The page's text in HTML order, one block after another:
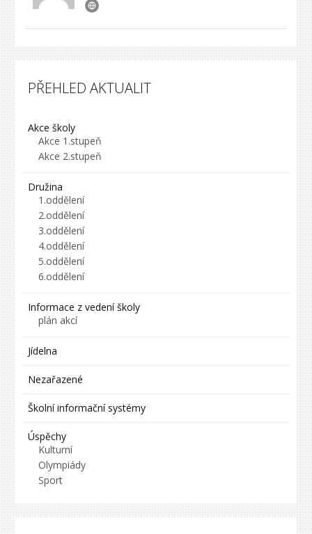
PŘEHLED AKTUALIT
Akce školy
Akce 1.stupeň
Akce 2.stupeň
Družina
1.oddělení
2.oddělení
3.oddělení
4.oddělení
5.oddělení
6.oddělení
Informace z vedení školy
plán akcí
Jídelna
Nezařazené
Školní informační systémy
Úspěchy
Kulturní
Olympiády
Sport